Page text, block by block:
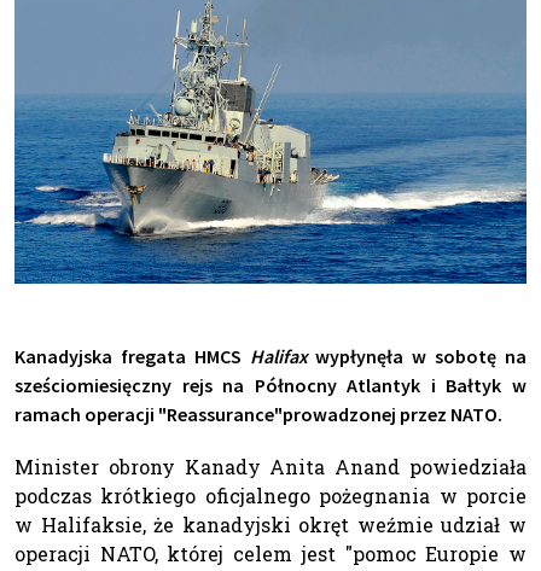
Kanadyjska fregata HMCS Halifaxwypłynęła w sobotę na
sześciomiesięczny rejs na Północny Atlantyk i Bałtyk w
ramach operacji "Reassurance"prowadzonej przez NATO.
Minister obrony Kanady Anita Anand powiedziała
podczas krótkiego oficjalnego pożegnania w porcie
w Halifaksie, że kanadyjski okręt weźmie udział w
operacji NATO, której celem jest "pomoc Europie w